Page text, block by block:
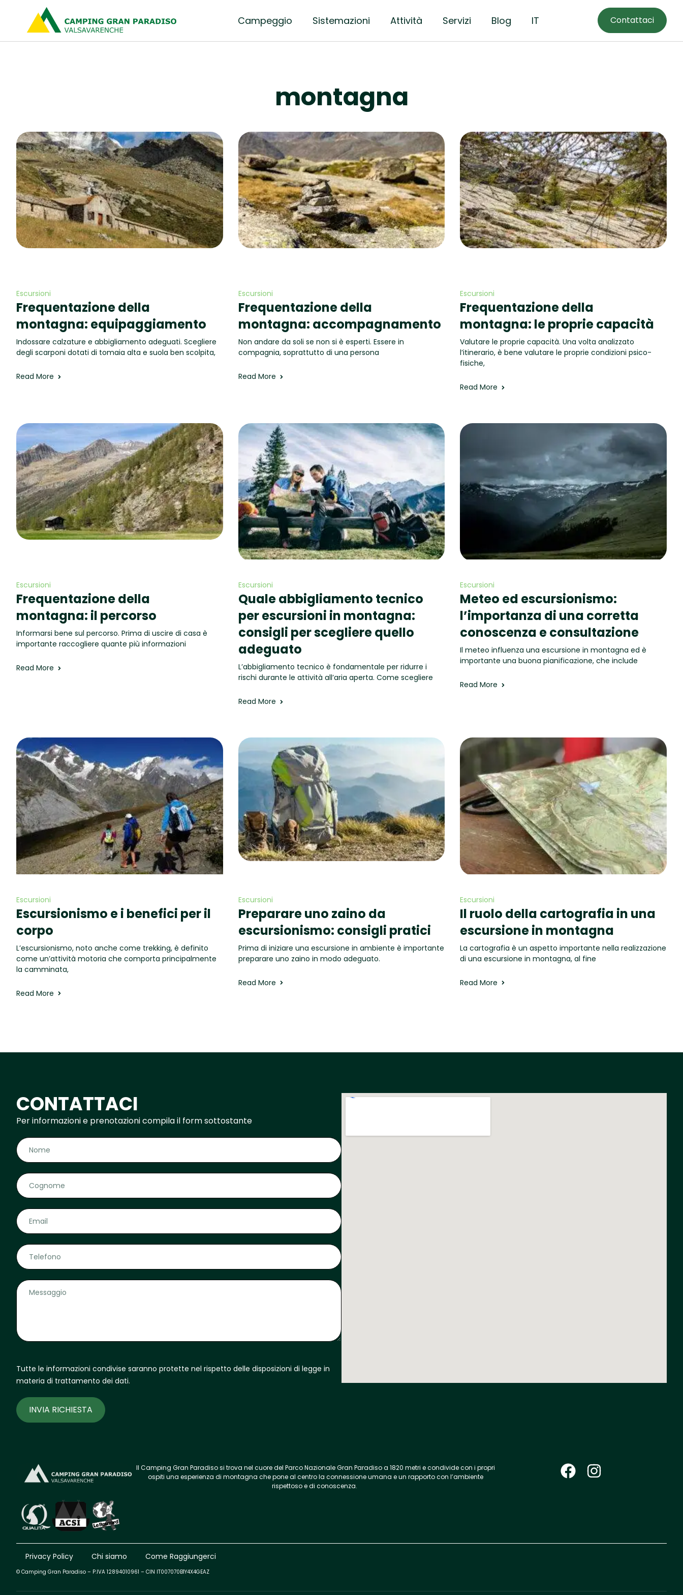
Campeggio Sistemazioni Attività Servizi Blog IT Contattaci
montagna
Escursioni
Frequentazione della
montagna: equipaggiamento
Indossare calzature e abbigliamento adeguati. Scegliere
degli scarponi dotati di tomaia alta e suola ben scolpita,
Read More
Escursioni
Frequentazione della
montagna: accompagnamento
Non andare da soli se non si è esperti. Essere in
compagnia, soprattutto di una persona
Read More
Escursioni
Frequentazione della
montagna: le proprie capacità
Valutare le proprie capacità. Una volta analizzato
l’itinerario, è bene valutare le proprie condizioni psico-
fisiche,
Read More
Escursioni
Frequentazione della
montagna: il percorso
Informarsi bene sul percorso. Prima di uscire di casa è
importante raccogliere quante più informazioni
Read More
Escursioni
Quale abbigliamento tecnico
per escursioni in montagna:
consigli per scegliere quello
adeguato
L’abbigliamento tecnico è fondamentale per ridurre i
rischi durante le attività all’aria aperta. Come scegliere
Read More
Escursioni
Meteo ed escursionismo:
l’importanza di una corretta
conoscenza e consultazione
Il meteo influenza una escursione in montagna ed è
importante una buona pianificazione, che include
Read More
Escursioni
Escursionismo e i benefici per il
corpo
L’escursionismo, noto anche come trekking, è definito
come un’attività motoria che comporta principalmente
la camminata,
Read More
Escursioni
Preparare uno zaino da
escursionismo: consigli pratici
Prima di iniziare una escursione in ambiente è importante
preparare uno zaino in modo adeguato.
Read More
Escursioni
Il ruolo della cartografia in una
escursione in montagna
La cartografia è un aspetto importante nella realizzazione
di una escursione in montagna, al fine
Read More
CONTATTACI
Per informazioni e prenotazioni compila il form sottostante
Tutte le informazioni condivise saranno protette nel rispetto delle disposizioni di legge in
materia di trattamento dei dati.
INVIA RICHIESTA
Il Camping Gran Paradiso si trova nel cuoredel Parco NazionaleGran Paradiso a 1820 metri e condivide con i propri
ospiti una esperienza di montagna che pone al centro la connessione umana e un rapporto con l’ambiente
rispettoso e di conoscenza.
Privacy Policy Chi siamo Come Raggiungerci
© Camping Gran Paradiso – P.IVA 12894010961 – CIN IT007070B1Y4X4GEAZ